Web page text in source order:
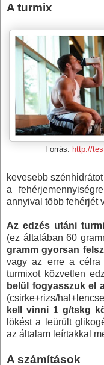
A turmix
Forrás: http://
kevesebb
a
annyival több fehérjét
Az edzés utáni
(ez általában60
gramm gyorsan
vagy az erre a célra
turmixot közvetlen
belül fogyasszuk el
(csirke+rizs/
kell vinni 1 g/tskg
lökést a leürült
az általam leírtakkal
A számítások